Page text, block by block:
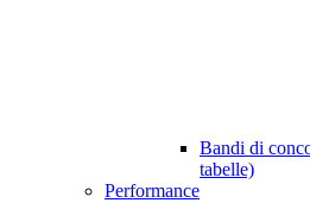
Bandi di
tabelle)
Performance